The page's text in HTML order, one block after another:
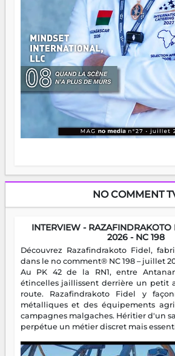
NO COMMENT
INTERVIEW - RAZAFINDRAKOTO
2026 - NC 198
Découvrez Razafindrakoto Fidel,
dans le no comment® NC 198 – juillet
Au PK 42 de la RN1, entre
étincelles jaillissent derrière un petit
route. Razafindrakoto Fidel y
métalliques et des équipements
campagnes malgaches. Héritier d'un
perpétue un métier discret mais